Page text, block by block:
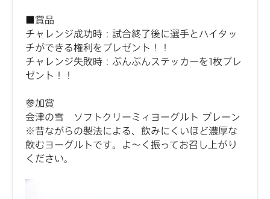
■賞品
チャレンジ成功時：試合終了後に選手とハイタッ
チができる権利をプレゼント！！
チャレンジ失敗時：ぶんぶんステッカーを1枚プレ
ゼント！！
参加賞
会津の雪 ソフトクリーミィヨーグルト プレーン
※昔ながらの製法による、飲みにくいほど濃厚な
飲むヨーグルトです。よ～く振ってお召し上がり
ください。